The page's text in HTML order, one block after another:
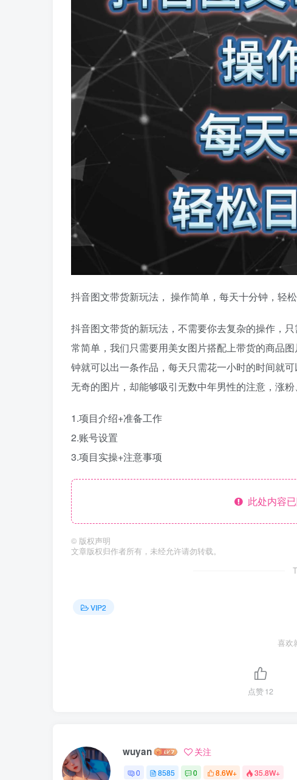
抖音图文带货新玩法， 操作简单，每天十分钟，轻
抖音图文带货的新玩法，不需要你去复杂的操作，
常简单，我们只需要用美女图片搭配上带货的商品
钟就可以出一条作品，每天只需花一小时的时间就
无奇的图片，却能够吸引无数中年男性的注意，涨粉
1.项目介绍+准备工作
2.账号设置
3.项目实操+注意事项
此处内容
© 版权声明
文章版权归作者所有，未经允许请勿转载。
VIP2
喜欢
点赞12
wuyan 关注
0 8585 0 8.6W+ 35.8W+